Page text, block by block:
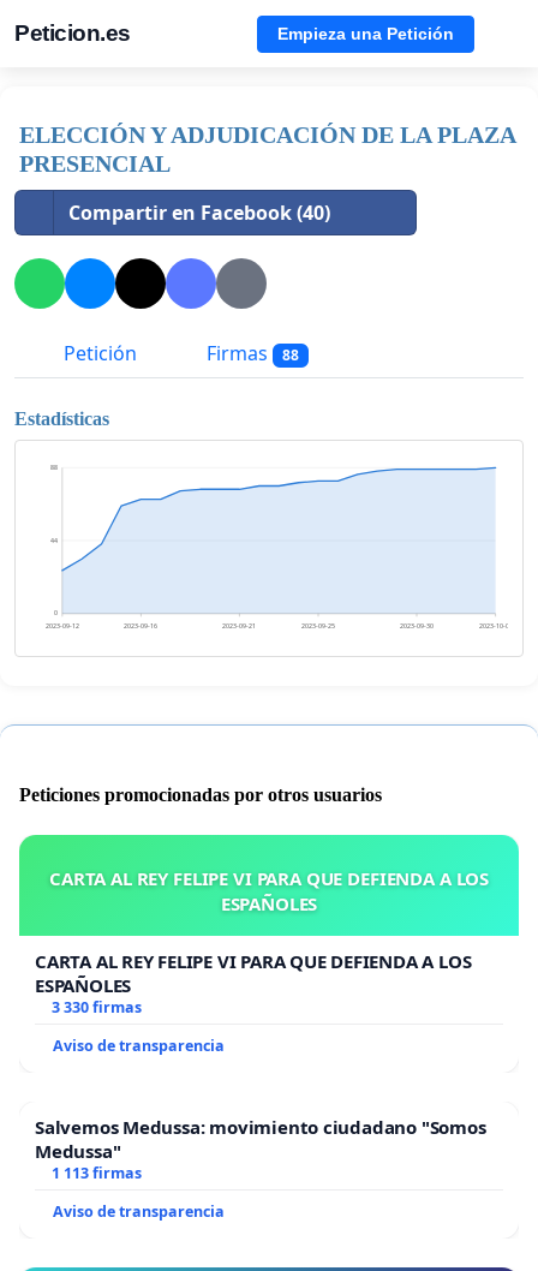
Peticion.es Empieza una Petición
ELECCIÓN Y ADJUDICACIÓN DE LA PLAZA
PRESENCIAL
Compartir en Facebook (40)
Petición Firmas 88
Estadísticas
0
44
88
2023-09-12 2023-09-16 2023-09-21 2023-09-25 2023-09-30 2023-10-04
Peticiones promocionadas por otros usuarios
CARTA AL REY FELIPE VI PARA QUE DEFIENDA A LOS
ESPAÑOLES
CARTA AL REY FELIPE VI PARA QUE DEFIENDA A LOS
ESPAÑOLES
3 330 firmas
Aviso de transparencia
Salvemos Medussa: movimiento ciudadano "Somos
Medussa"
1 113 firmas
Aviso de transparencia